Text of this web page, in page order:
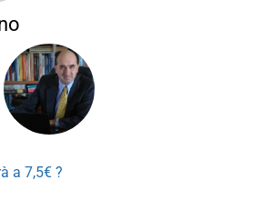
a 7,5€ ?